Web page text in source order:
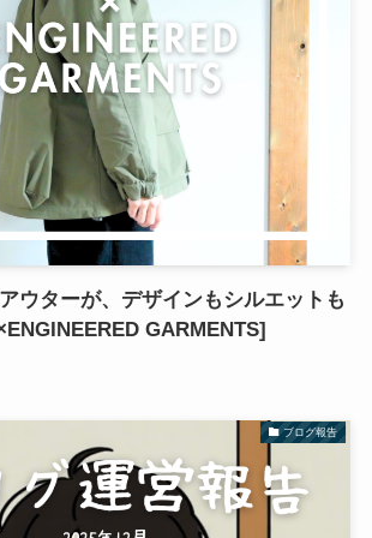
ウターが、デザインもシルエットも
GARMENTS]
ブログ報告